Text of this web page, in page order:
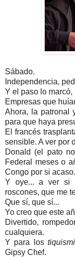
Sábado.
Independencia,
Y el paso lo marcó,
Empresas que
Ahora, la patronal
para que haya
El francés
sensible. A ver por
Donald (el pato
Federal meses o
Congo por si acaso.
Y oye... a ver si
roscones, que me
Que sí, que sí...
Yo creo que este
Divertido,
cualquiera.
Y para los
Gipsy Chef.